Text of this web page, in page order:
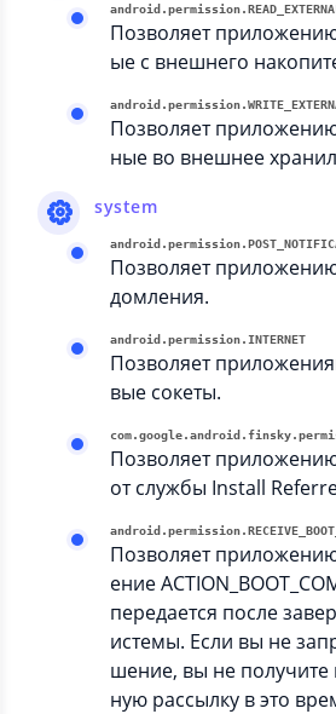
Позволяет
ые с внешнего
Позволяет
ные во внешнее
system
Позволяет приложению
домления.
android.permission.INTERNET
Позволяет
вые сокеты.
Позволяет
от службы Install
Позволяет
ение
передается после
истемы. Если вы не
шение, вы не
ную рассылку в это